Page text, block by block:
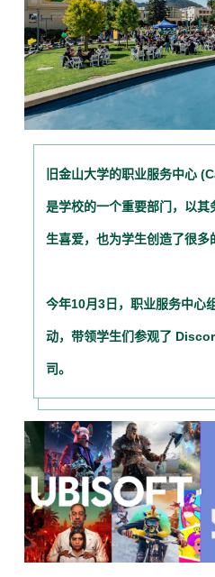
旧金山大学的职业服务中心
是学校的一个重要部门，以
生喜爱，也为学生创造了很多
今年10月3日，职业服务中心
动，带领学生们参观了
司。